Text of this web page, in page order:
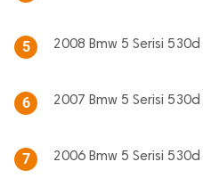
5 2008 Bmw 5 Serisi 530d
6 2007 Bmw 5 Serisi 530d
7 2006 Bmw 5 Serisi 530d